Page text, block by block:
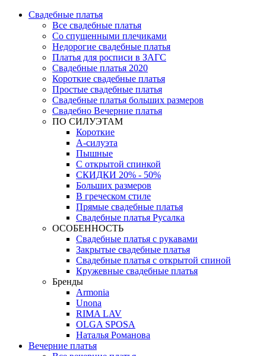
Свадебные платья
Все свадебные платья
Со спущенными плечиками
Недорогие свадебные платья
Платья для росписи в ЗАГС
Свадебные платья 2020
Короткие свадебные платья
Простые свадебные платья
Свадебные платья больших размеров
Свадебно Вечерние платья
ПО СИЛУЭТАМ
Короткие
А-силуэта
Пышные
С открытой спинкой
СКИДКИ 20% - 50%
Больших размеров
В греческом стиле
Прямые свадебные платья
Свадебные платья Русалка
ОСОБЕННОСТЬ
Свадебные платья с рукавами
Закрытые свадебные платья
Свадебные платья с открытой спиной
Кружевные свадебные платья
Бренды
Armonia
Unona
RIMA LAV
OLGA SPOSA
Наталья Романова
Вечерние платья